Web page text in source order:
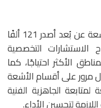
وأضاف أن المشروع القومي للأشعة عن بُعد أصدر 121 ألفًا
الاستشارات التخصصية
الأكثر احتياجًا، كما
مرور على أقسام الأشعة
لمتابعة الجاهزية الفنية
لتحسين الأداء.